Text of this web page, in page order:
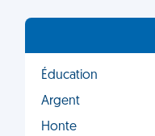
Éducation
Argent
Honte